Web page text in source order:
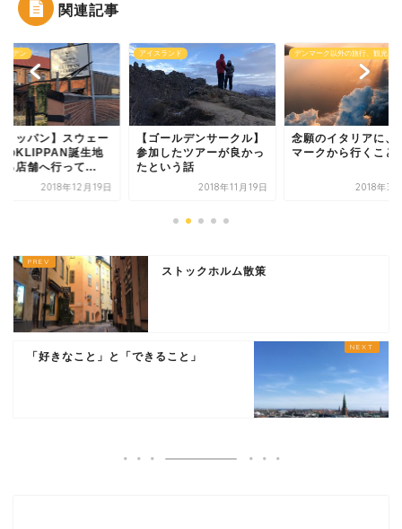
関連記事
ーデン
リッパン】スウェー
のKLIPPAN誕生地
る店舗へ行って...
2018年12月19日
アイスランド
【ゴールデンサークル】
参加したツアーが良かっ
たという話
2018年11月19日
デンマーク以外の旅行、観光
念願のイタリアに、
マークから行くこと
2018年3
ストックホルム散策
「好きなこと」と「できること」